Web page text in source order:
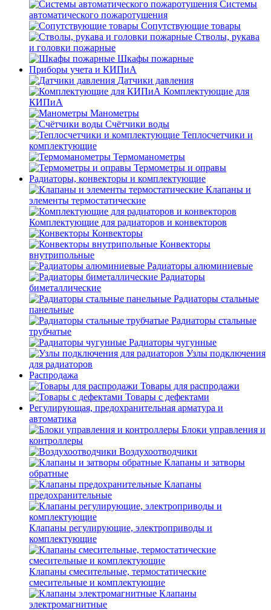
Системы
автоматического пожаротушения
Сопутствующие товары
Стволы, рукава
и головки пожарные
Шкафы пожарные
Приборы учета и КИПиА
Датчики давления
Комплектующие для
КИПиА
Манометры
Счётчики воды
Теплосчетчики и
комплектующие
Термоманометры
Термометры и оправы
Радиаторы, конвекторы и комплектующие
Клапаны и
элементы термостатические
Комплектующие для радиаторов и конвекторов
Конвекторы
Конвекторы
внутрипольные
Радиаторы алюминиевые
Радиаторы
биметаллические
Радиаторы стальные
панельные
Радиаторы стальные
трубчатые
Радиаторы чугунные
Узлы подключения
для радиаторов
Распродажа
Товары для распродажи
Товары с дефектами
Регулирующая, предохранительная арматура и
автоматика
Блоки управления и
контроллеры
Воздухоотводчики
Клапаны и затворы
обратные
Клапаны
предохранительные
Клапаны регулирующие, электроприводы и
комплектующие
Клапаны смесительные, термостатические
смесительные и комплектующие
Клапаны
электромагнитные